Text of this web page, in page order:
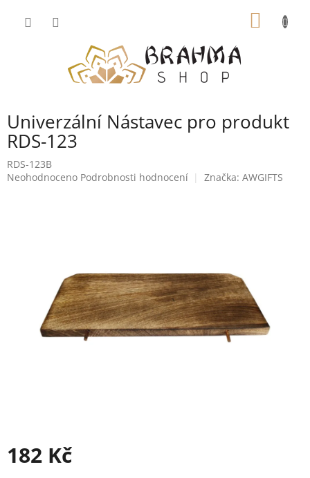
Univerzální Nástavec pro produkt
RDS-123
RDS-123B
Průměrné
Neohodnoceno Podrobnosti hodnocení Značka: AWGIFTS
182 Kč